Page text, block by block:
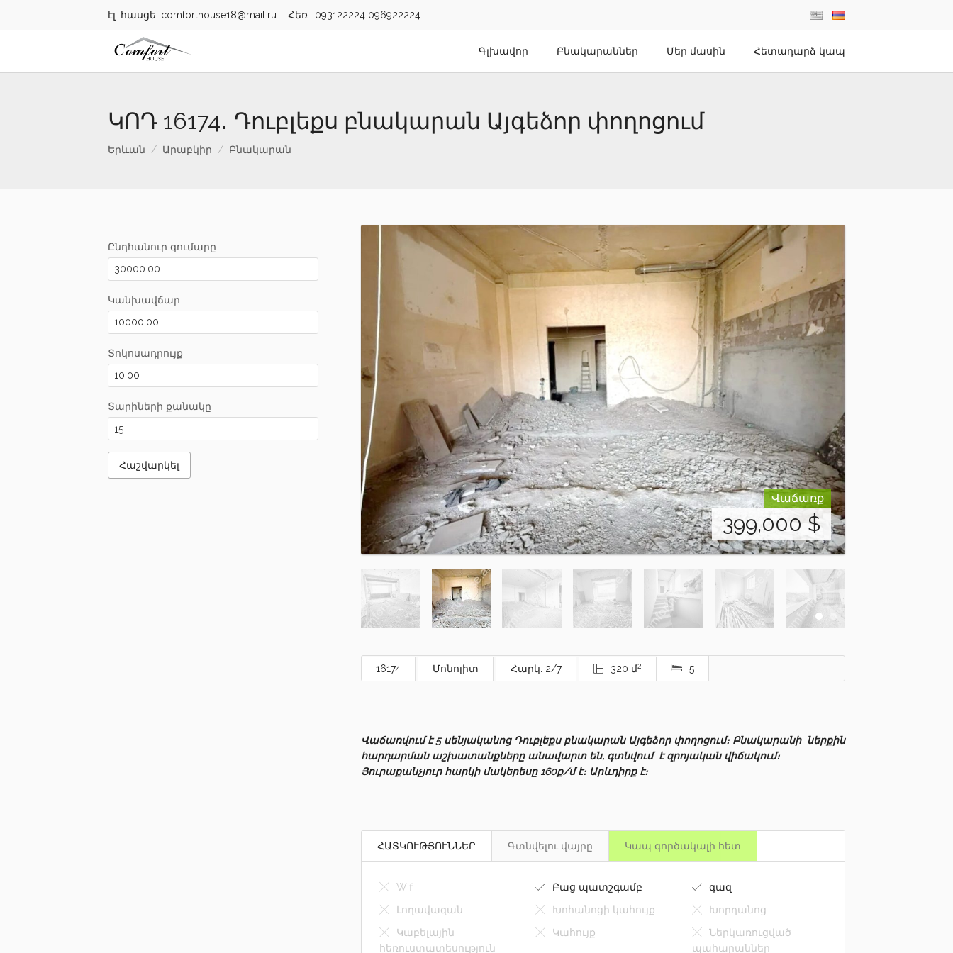
էլ. հասցե: comforthouse18@mail.ru Հեռ.: 093122224 096922224
Գլխավոր Բնակարաններ Մեր մասին Հետադարձ կապ
ԿՈԴ 16174․ Դուբլեքս բնակարան Այգեձոր փողոցում
Երևան Արաբկիր Բնակարան
Վաճառք
399,000 $
16174 Մոնոլիտ Հարկ: 2/7 320 մ2 5
Վաճառվում է 5 սենյականոց Դուբլեքս բնակարան Այգեձոր փողոցում։ Բնակարանի ներքին
հարդարման աշխատանքները անավարտ են, գտնվում է զրոյական վիճակում։
Յուրաքանչյուր հարկի մակերեսը 160ք/մ է։ Արևդիրք է։
ՀԱՏԿՈՒԹՅՈՒՆՆԵՐ Գտնվելու վայրը Կապ գործակալի հետ
Wifi Բաց պատշգամբ
գազ
Լողավազան
Խոհանոցի կահույք
Խորդանոց
Կաբելային
Կահույք
Ներկառուցված
Ընդհանուր գումարը
Կանխավճար
Տոկոսադրույք
Տարիների քանակը